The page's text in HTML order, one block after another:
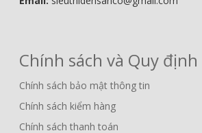
Chính sách và Quy định
Chính sách bảo mật thông tin
Chính sách kiểm hàng
Chính sách thanh toán